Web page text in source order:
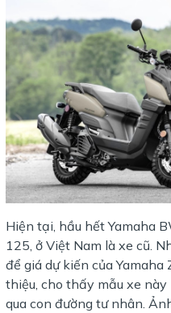
Hiện tại, hầu hết Yamaha
125, ở Việt Nam là xe cũ.
để giá dự kiến của
thiệu, cho thấy mẫu xe
qua con đường tư nhân.